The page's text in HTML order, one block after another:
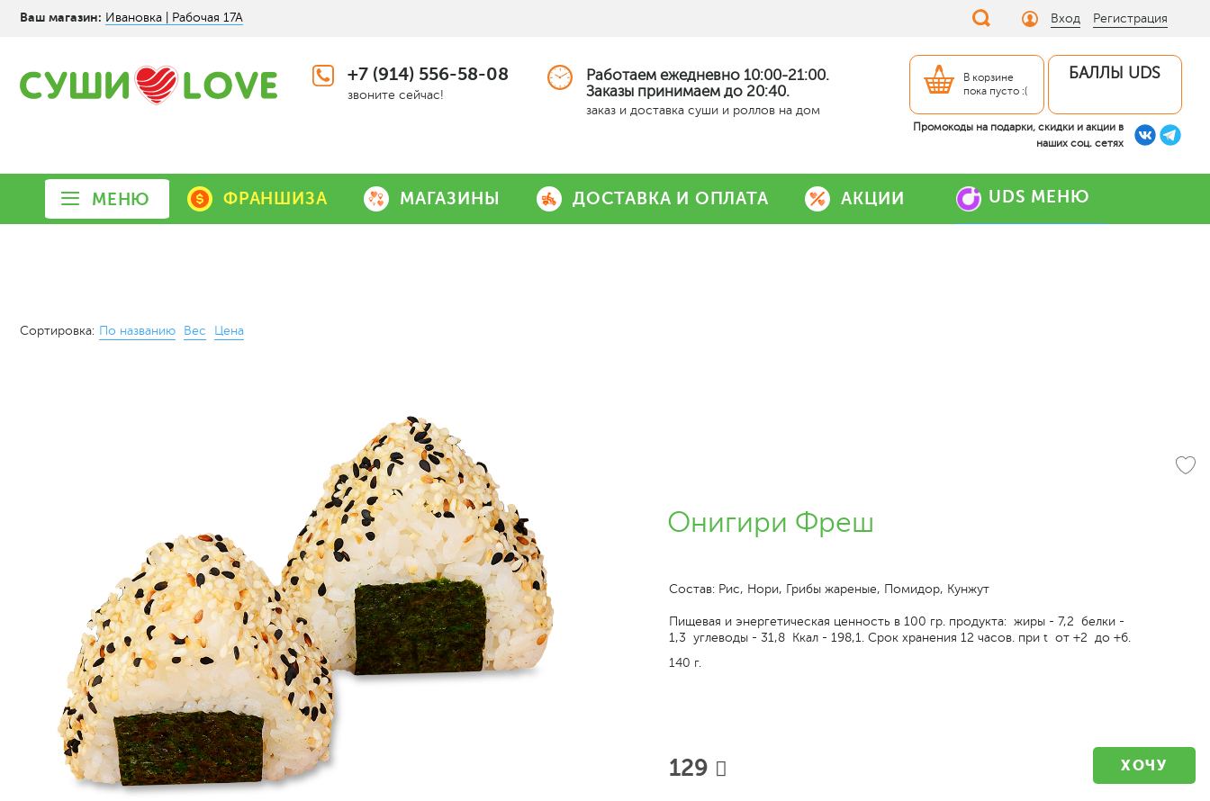
Ваш магазин: Ивановка | Рабочая 17А Вход Регистрация
+7 (914) 556-58-08
звоните сейчас!
Работаем ежедневно 10:00-21:00.
Заказы принимаем до 20:40.
заказ и доставка суши и роллов на дом
В корзине
пока пусто :(
БАЛЛЫ UDS
Промокоды на подарки, скидки и акции в
наших соц. сетях
МЕНЮ ФРАНШИЗА МАГАЗИНЫ ДОСТАВКА И ОПЛАТА АКЦИИ UDS МЕНЮ
Сортировка: По названию Вес Цена
Онигири Фреш
Состав: Рис, Нори, Грибы жареные, Помидор, Кунжут
Пищевая и энергетическая ценность в 100 гр. продукта: жиры - 7,2 белки -
1,3 углеводы - 31,8 Ккал - 198,1. Срок хранения 12 часов. при t от +2 до +6.
140 г.
129 ХОЧУ